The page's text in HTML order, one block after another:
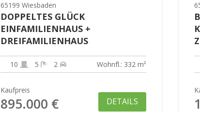
65199 Wiesbaden
DOPPELTES GLÜCK
EINFAMILIENHAUS +
DREIFAMILIENHAUS
10 5 2 Wohnfl.: 332 m²
Kaufpreis
895.000 € DETAILS